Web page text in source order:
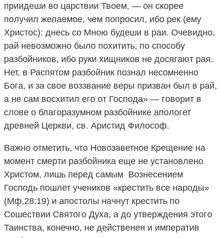
приидеши во царствии Твоем, — он скорее
получил желаемое, чем попросил, ибо рек (ему
Христос): днесь со Мною будеши в раи. Очевидно,
рай невозможно было похитить, по способу
разбойников, ибо руки хищников не досягают рая.
Нет, в Распятом разбойник познал несомненно
Бога, и за свое воззвание веры призван был в рай,
а не сам восхитил его от Господа» — говорит в
слове о благоразумном разбойнике апологет
древней Церкви, св. Аристид Философ.
Важно отметить, что Новозаветное Крещение на
момент смерти разбойника еще не установлено
Христом, лишь перед самым Вознесением
Господь пошлет учеников «крестить все народы»
(Мф,28:19) и апостолы начнут крестить по
Сошествии Святого Духа, а до утверждения этого
Таинства, конечно, не действенен и императив